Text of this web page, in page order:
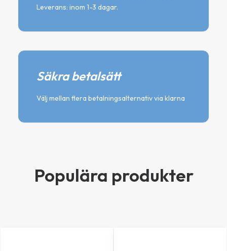
Leverans: inom 1-3 dagar.
Säkra betalsätt
Välj mellan flera betalningsalternativ via klarna
Populära produkter